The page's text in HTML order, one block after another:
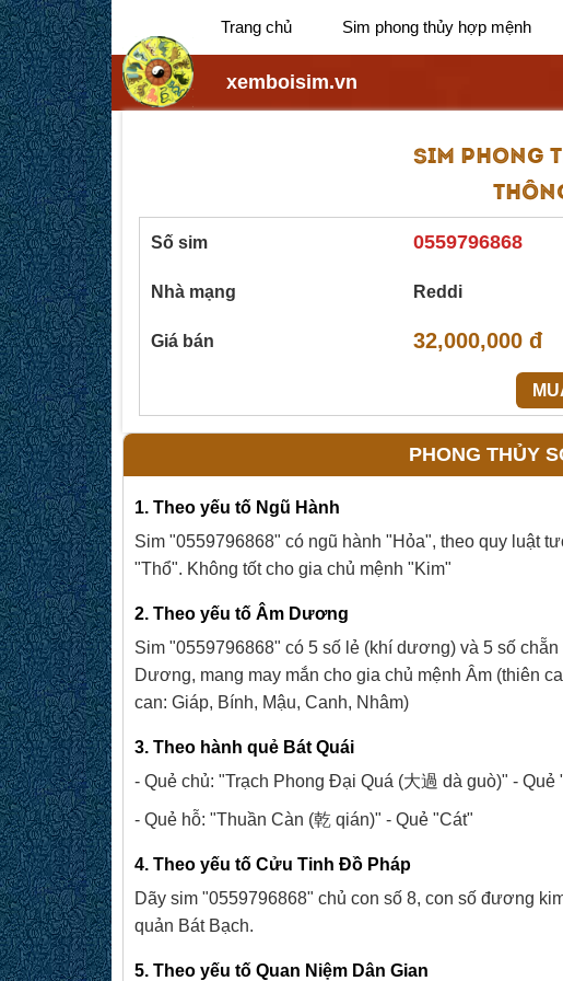
Trang chủ Sim phong thủy hợp mệnh
xemboisim.vn
SIM PHONG
Số sim 0559796868
Nhà mạng Reddi
Giá bán 32,000,000 đ
PHONG THỦY
1. Theo yếu tố Ngũ Hành
Sim "0559796868" có ngũ hành "Hỏa", theo quy luật
"Thổ". Không tốt cho gia chủ mệnh "Kim"
2. Theo yếu tố Âm Dương
Sim "0559796868" có 5 số lẻ (khí dương) và 5 số
Dương, mang may mắn cho gia chủ mệnh Âm (thiên
can: Giáp, Bính, Mậu, Canh, Nhâm)
3. Theo hành quẻ Bát Quái
- Quẻ chủ: "Trạch Phong Đại Quá (大過 dà guò)" - Quẻ
- Quẻ hỗ: "Thuần Càn (乾 qián)" - Quẻ "Cát"
4. Theo yếu tố Cửu Tinh Đồ Pháp
Dãy sim "0559796868" chủ con số 8, con số đương
quản Bát Bạch.
5. Theo yếu tố Quan Niệm Dân Gian